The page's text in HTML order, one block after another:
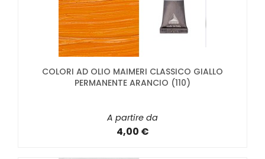
COLORI AD OLIO MAIMERI CLASSICO GIALLO
PERMANENTE ARANCIO (110)
A partire da
4,00 €